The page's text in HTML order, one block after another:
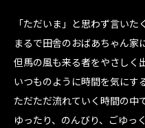
「ただいま」と思わず言いた
まるで田舎のおばあちゃん家
但馬の風も来る者をやさしく
いつものように時間を気にす
ただただ流れていく時間の中
ゆったり、のんびり、ごゆっ